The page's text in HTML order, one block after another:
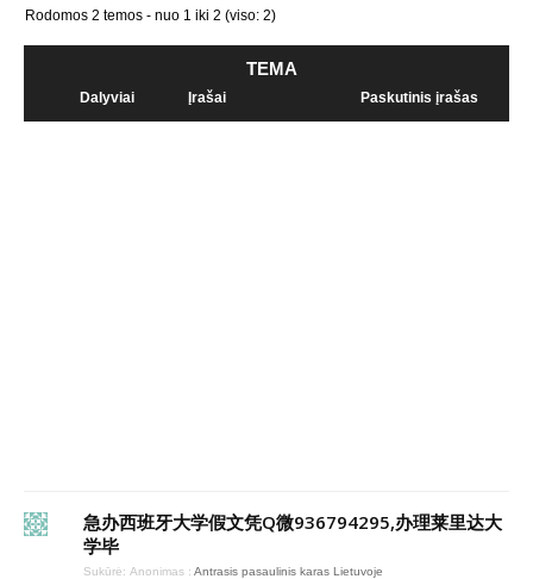
Rodomos 2 temos - nuo 1 iki 2 (viso: 2)
TEMA
Dalyviai Įrašai Paskutinis įrašas
急办西班牙大学假文凭Q微936794295,办理莱里达大
学毕
Sukūrė: Anonimas : Antrasis pasaulinis karas Lietuvoje